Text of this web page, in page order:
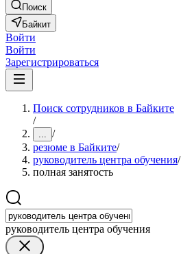
Поиск
Байкит
Войти
Войти
Зарегистрироваться
Поиск сотрудников в Байките
/
... /
резюме в Байките/
руководитель центра обучения/
полная занятость
руководитель центра обучения